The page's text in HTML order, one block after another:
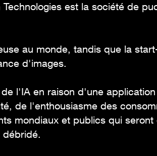
est la société de
au monde, tandis que la
d'images.
l'IA en raison d'une
de l'enthousiasme des
mondiaux et publics qui
débridé.